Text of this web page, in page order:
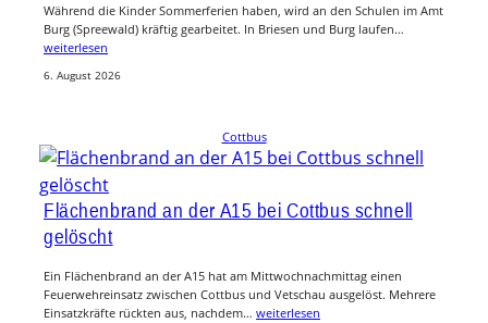
Während die Kinder Sommerferien haben, wird an den Schulen im Amt
Burg (Spreewald) kräftig gearbeitet. In Briesen und Burg laufen…
weiterlesen
6. August 2026
Cottbus
Flächenbrand an der A15 bei Cottbus schnell
gelöscht
Ein Flächenbrand an der A15 hat am Mittwochnachmittag einen
Feuerwehreinsatz zwischen Cottbus und Vetschau ausgelöst. Mehrere
Einsatzkräfte rückten aus, nachdem… weiterlesen